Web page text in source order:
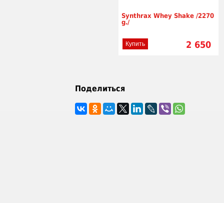
Synthrax Whey Shake /2270
g./
2 650
Купить
Поделиться